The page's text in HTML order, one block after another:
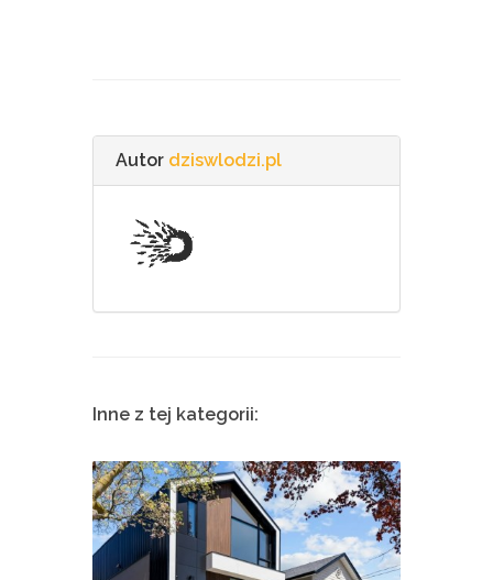
Autor dziswlodzi.pl
Inne z tej kategorii: